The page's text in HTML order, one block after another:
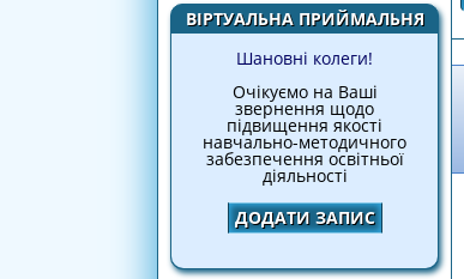
ВІРТУАЛЬНА ПРИЙМАЛЬНЯ
Шановні колеги!
Очікуємо на Ваші
звернення щодо
підвищення якості
навчально-методичного
забезпечення освітньої
діяльності
ДОДАТИ ЗАПИС